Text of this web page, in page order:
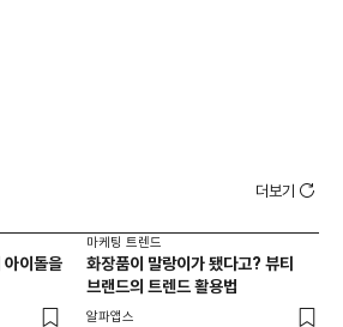
더보기
아이돌을
마케팅 트렌드
화장품이 말랑이가 됐다고? 뷰티
브랜드의 트렌드 활용법
알파앱스